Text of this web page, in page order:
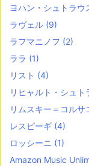
ヨハン・シュトラウ
ラヴェル (9)
ラフマニノフ (2)
ララ (1)
リスト (4)
リヒャルト・シュト
リムスキー＝コルサ
レスピーギ (4)
ロッシーニ (1)
Amazon Music